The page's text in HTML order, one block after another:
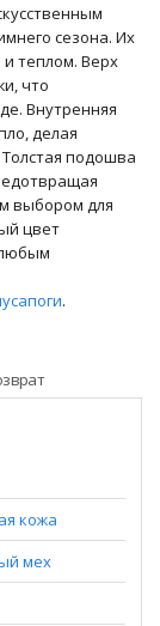
сезона. Их
теплом. Верх
что
Внутренняя
делая
подошва
выбором для
цвет
любым
.
кожа
мех